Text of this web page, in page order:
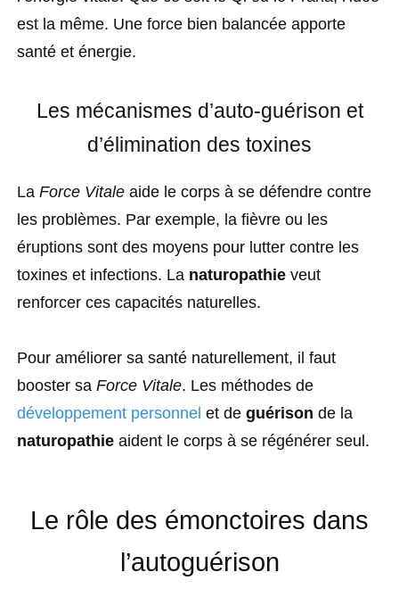
est la même. Une force bien balancée apporte
santé et énergie.
Les mécanismes d’auto-guérison et
d’élimination des toxines
La Force Vitale aide le corps à se défendre contre
les problèmes. Par exemple, la fièvre ou les
éruptions sont des moyens pour lutter contre les
toxines et infections. La naturopathie veut
renforcer ces capacités naturelles.
Pour améliorer sa santé naturellement, il faut
booster sa Force Vitale. Les méthodes de
développement personnel et de guérison de la
naturopathie aident le corps à se régénérer seul.
Le rôle des émonctoires dans
l’autoguérison